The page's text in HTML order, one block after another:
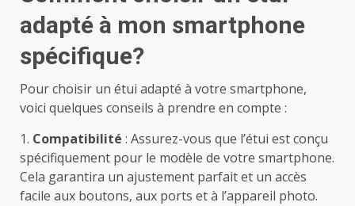
adapté à mon smartphone
spécifique?
Pour choisir un étui adapté à votre smartphone,
voici quelques conseils à prendre en compte :
1. Compatibilité : Assurez-vous que l’étui est conçu
spécifiquement pour le modèle de votre smartphone.
Cela garantira un ajustement parfait et un accès
facile aux boutons, aux ports et à l’appareil photo.